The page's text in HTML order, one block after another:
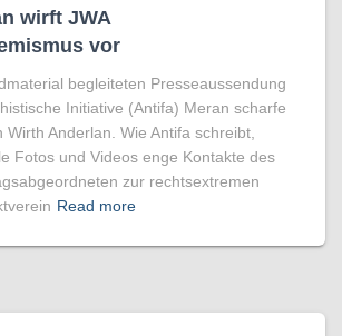
wirft JWA
vor
begleiteten Presseaussendung
Initiative (Antifa) Meran scharfe
Wirth Anderlan. Wie Antifa schreibt,
Fotos und Videos enge Kontakte des
zur rechtsextremen
Read more